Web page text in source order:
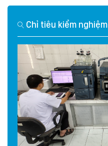
Chỉ tiêu kiểm nghiệm